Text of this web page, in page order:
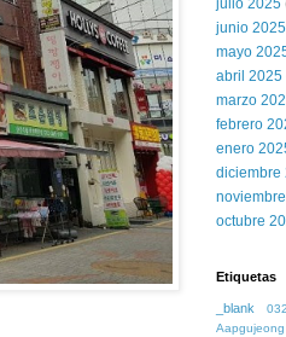
julio 2025
junio 2025
mayo
abril 2025
marzo
febrero
enero
diciembre
octubre
Etiquetas
_blank
Aapgujeong